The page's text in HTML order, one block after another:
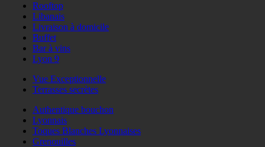
Rooftop
Libanais
Livraison à domicile
Buffet
Bar à vins
Lyon 9
Vue Exceptionnelle
Terrasses secrètes
Authentique bouchon
Lyonnais
Toques Blanches Lyonnaises
Grenouilles